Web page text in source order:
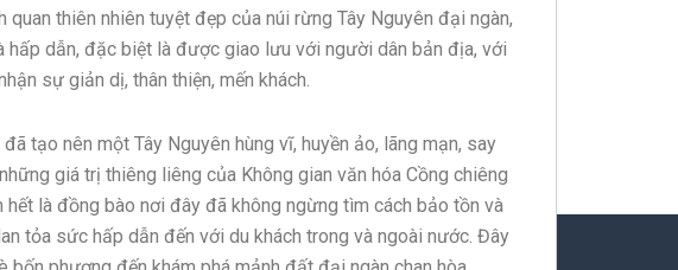
thiên nhiên tuyệt đẹp của núi rừng Tây Nguyên đại ngàn,
dẫn, đặc biệt là được giao lưu với người dân bản địa, với
sự giản dị, thân thiện, mến khách.
tạo nên một Tây Nguyên hùng vĩ, huyền ảo, lãng mạn, say
giá trị thiêng liêng của Không gian văn hóa Cồng chiêng
hết là đồng bào nơi đây đã không ngừng tìm cách bảo tồn và
tỏa sức hấp dẫn đến với du khách trong và ngoài nước. Đây